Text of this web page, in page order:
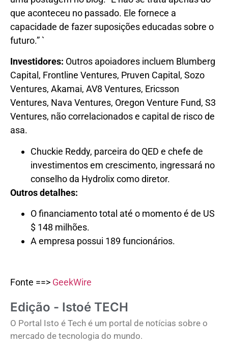
que aconteceu no passado. Ele fornece a
capacidade de fazer suposições educadas sobre o
futuro.” `
Investidores: Outros apoiadores incluem Blumberg
Capital, Frontline Ventures, Pruven Capital, Sozo
Ventures, Akamai, AV8 Ventures, Ericsson
Ventures, Nava Ventures, Oregon Venture Fund, S3
Ventures, não correlacionados e capital de risco de
asa.
Chuckie Reddy, parceira do QED e chefe de
investimentos em crescimento, ingressará no
conselho da Hydrolix como diretor.
Outros detalhes:
O financiamento total até o momento é de US
$ 148 milhões.
A empresa possui 189 funcionários.
Fonte ==> GeekWire
Edição - Istoé TECH
O Portal Isto é Tech é um portal de notícias sobre o
mercado de tecnologia do mundo.